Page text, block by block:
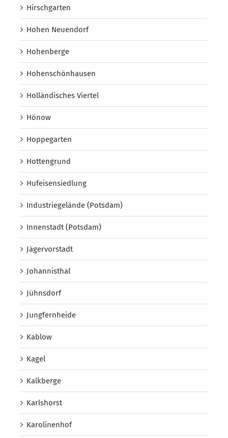
Hirschgarten
Hohen Neuendorf
Hohenberge
Hohenschönhausen
Holländisches Viertel
Hönow
Hoppegarten
Hottengrund
Hufeisensiedlung
Industriegelände (Potsdam)
Innenstadt (Potsdam)
Jägervorstadt
Johannisthal
Jühnsdorf
Jungfernheide
Kablow
Kagel
Kalkberge
Karlshorst
Karolinenhof